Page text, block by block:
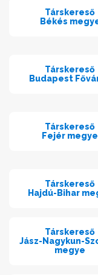
Társkereső
Békés
Társkereső
Budapest
Társkereső
Fejér megye
Társkereső
Hajdú-Bihar
Társkereső
Jász-Nagykun-
megye